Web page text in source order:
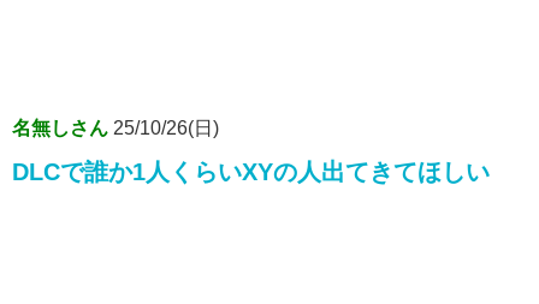
名無しさん 25/10/26(日)
DLCで誰か1人くらいXYの人出てきてほしい